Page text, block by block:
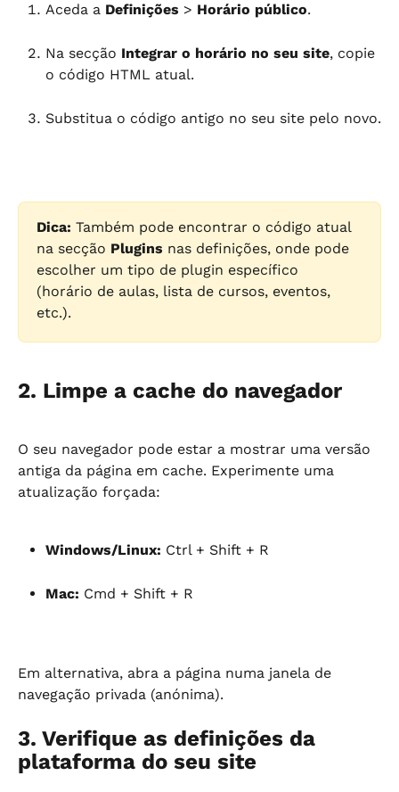
Aceda a Definições > Horário público.
Na secção Integrar o horário no seu site, copie
o código HTML atual.
Substitua o código antigo no seu site pelo novo.
Dica: Também pode encontrar o código atual
na secção Plugins nas definições, onde pode
escolher um tipo de plugin específico
(horário de aulas, lista de cursos, eventos,
etc.).
2. Limpe a cache do navegador
O seu navegador pode estar a mostrar uma versão
antiga da página em cache. Experimente uma
atualização forçada:
Windows/Linux: Ctrl + Shift + R
Mac: Cmd + Shift + R
Em alternativa, abra a página numa janela de
navegação privada (anónima).
3. Verifique as definições da
plataforma do seu site